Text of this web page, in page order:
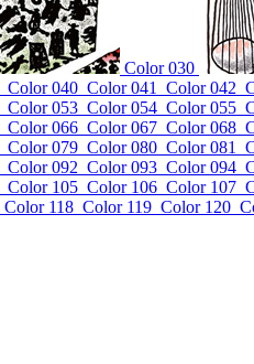
Color 030
Color 040 Color 041 Color 042
Color 053 Color 054 Color 055
Color 066 Color 067 Color 068
Color 079 Color 080 Color 081
Color 092 Color 093 Color 094
Color 105 Color 106 Color 107
Color 118 Color 119 Color 120